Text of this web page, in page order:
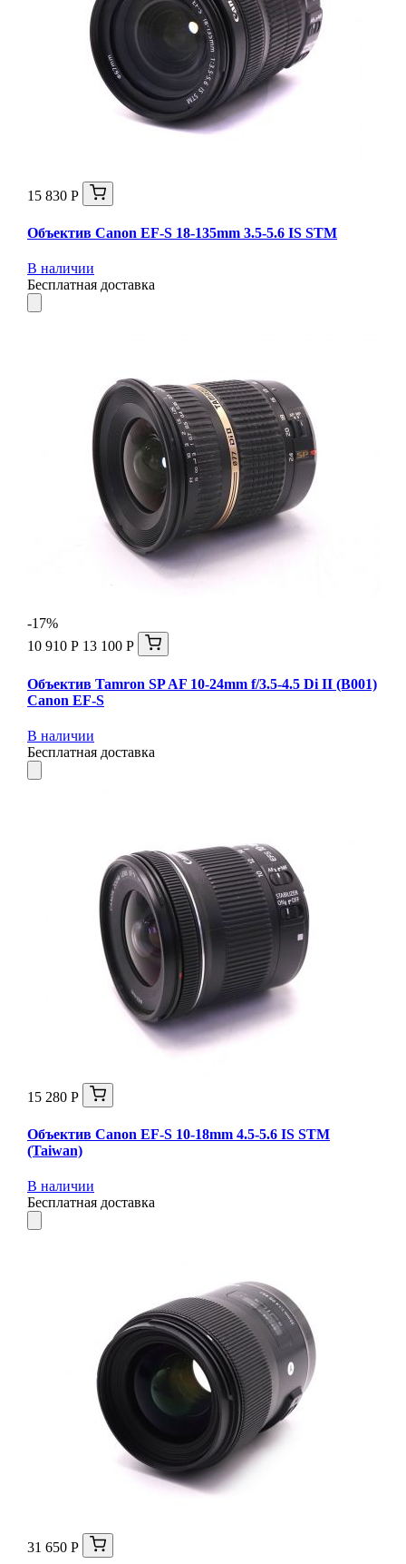
15 830 Р
Объектив Canon EF-S 18-135mm 3.5-5.6 IS STM
В наличии
Бесплатная доставка
-17%
10 910 Р 13 100 Р
Объектив Tamron SP AF 10-24mm f/3.5-4.5 Di II (B001)
Canon EF-S
В наличии
Бесплатная доставка
15 280 Р
Объектив Canon EF-S 10-18mm 4.5-5.6 IS STM
(Taiwan)
В наличии
Бесплатная доставка
31 650 Р